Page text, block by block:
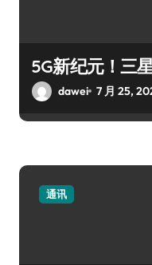
5G新纪元！三
dawei 7 月 25,
通讯